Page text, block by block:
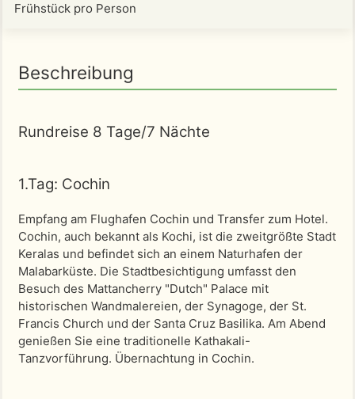
Frühstück pro Person
Beschreibung
Rundreise 8 Tage/7 Nächte
1.Tag: Cochin
Empfang am Flughafen Cochin und Transfer zum Hotel.
Cochin, auch bekannt als Kochi, ist die zweitgrößte Stadt
Keralas und befindet sich an einem Naturhafen der
Malabarküste. Die Stadtbesichtigung umfasst den
Besuch des Mattancherry "Dutch" Palace mit
historischen Wandmalereien, der Synagoge, der St.
Francis Church und der Santa Cruz Basilika. Am Abend
genießen Sie eine traditionelle Kathakali-
Tanzvorführung. Übernachtung in Cochin.